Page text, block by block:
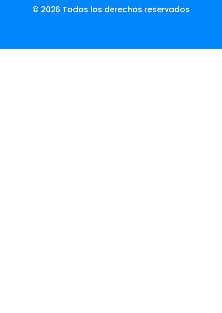
© 2026 Todos los derechos reservados